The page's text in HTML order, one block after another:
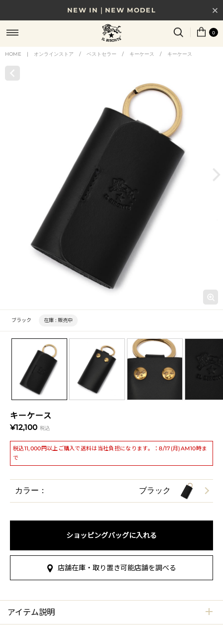
NEW IN｜NEW MODEL
8/17(月)10時まで｜税込11,000円以上で送料無料
贈る相手やシーンから選べる、新しいギフトガイド
0
HOME | オンラインストア / ベストセラー / キーケース / キーケース
キーケース
¥12,100 税込
税込11,000円以上ご購入で送料は当社負担になります。：8/17(月)AM10時ま
で
ブラック 在庫 : 販売中
カラー： ブラック
ショッピングバッグに入れる
店舗在庫・取り置き可能店舗を調べる
アイテム説明